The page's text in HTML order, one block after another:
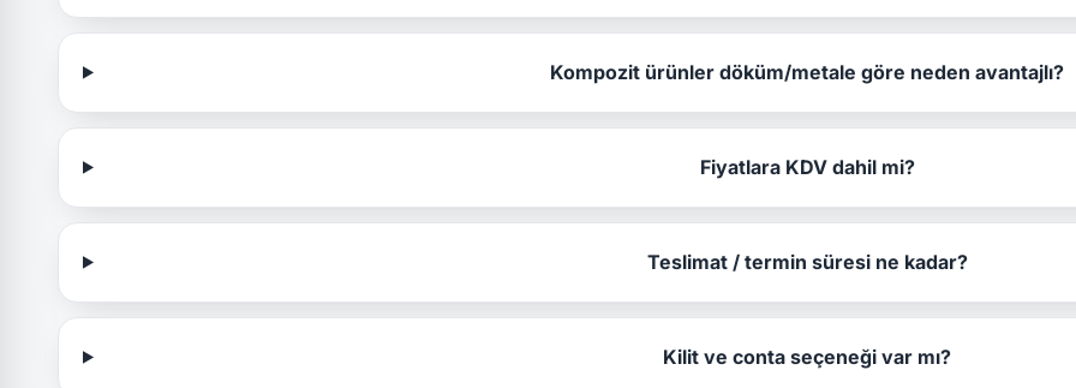
Kompozit ürünler döküm/metale göre neden avantajlı?
Fiyatlara KDV dahil mi?
Teslimat / termin süresi ne kadar?
Kilit ve conta seçeneği var mı?